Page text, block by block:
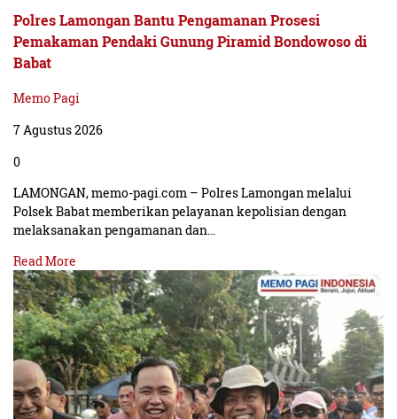
Polres Lamongan Bantu Pengamanan Prosesi
Pemakaman Pendaki Gunung Piramid Bondowoso di
Babat
Memo Pagi
7 Agustus 2026
0
LAMONGAN, memo-pagi.com – Polres Lamongan melalui
Polsek Babat memberikan pelayanan kepolisian dengan
melaksanakan pengamanan dan…
Read More